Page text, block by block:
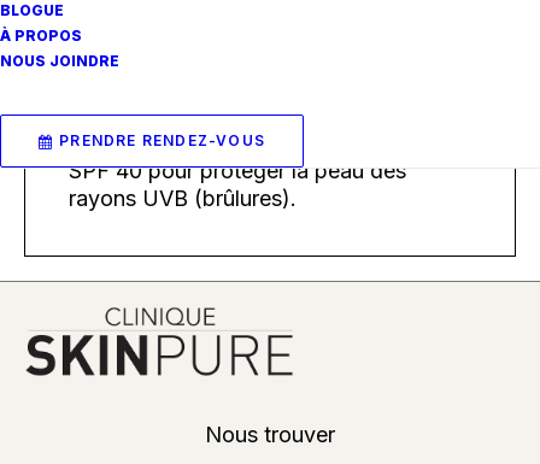
BLOGUE
À PROPOS
NOUS JOINDRE
PRENDRE RENDEZ-VOUS
peelings chimiques et glycoliques; et
traitements au laser et IPL. Il contient
transparent pour protéger la peau des
rayons UVA (vieillissement) et fournit un
SPF 40 pour protéger la peau des
rayons UVB (brûlures).
Nous trouver